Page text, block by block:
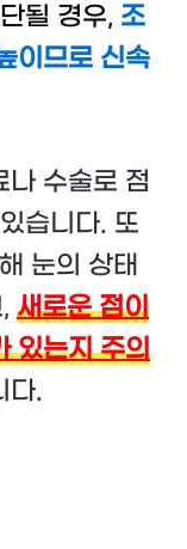
될 경우, 조
이므로 신속
나 수술로 점
습니다. 또
눈의 상태
새로운 점이
있는지 주의
다.